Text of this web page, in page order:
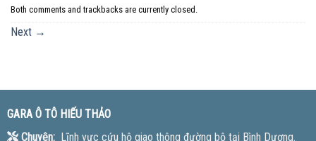
Both comments and trackbacks are currently closed.
Next →
GARA Ô TÔ HIẾU THẢO
Chuyên:Lĩnh vực cứu hộ giao thông đường bộ tại Bình Dương.